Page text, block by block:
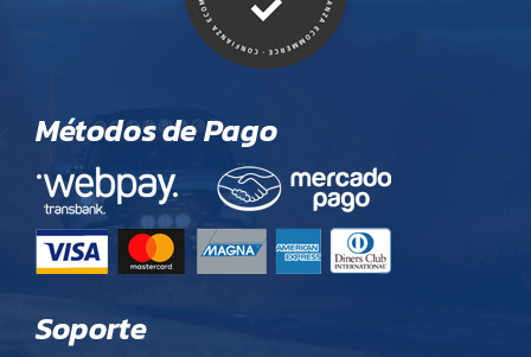
Métodos de Pago
Soporte